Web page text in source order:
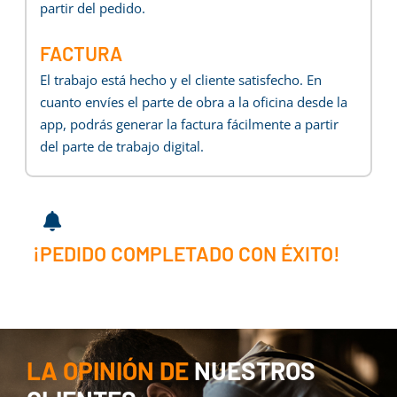
partir del pedido.
FACTURA
El trabajo está hecho y el cliente satisfecho. En
cuanto envíes el parte de obra a la oficina desde la
app, podrás generar la factura fácilmente a partir
del parte de trabajo digital.
¡PEDIDO COMPLETADO CON ÉXITO!
LA OPINIÓN DE NUESTROS